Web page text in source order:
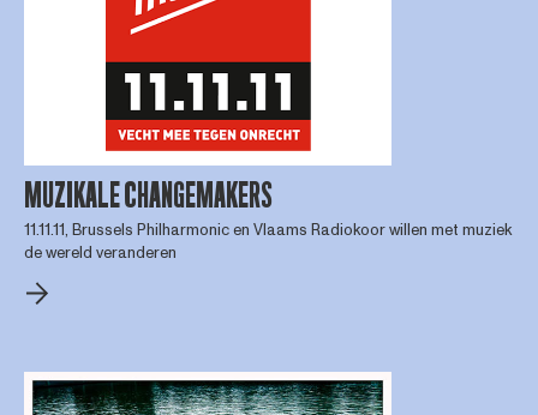
MUZIKALE CHANGEMAKERS
11.11.11, Brussels Philharmonic en Vlaams Radiokoor willen met muziek
de wereld veranderen